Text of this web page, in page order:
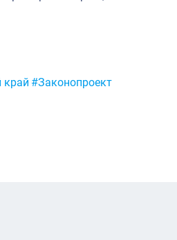
край #Законопроект